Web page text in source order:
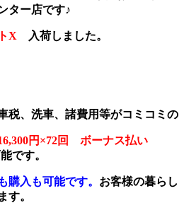
ター店です♪
X 入荷しました。
税、洗車、諸費用等がコミコミの
,300円×72回 ボーナス払い
です。
購入も可能です。 お客様の暮らし
す。